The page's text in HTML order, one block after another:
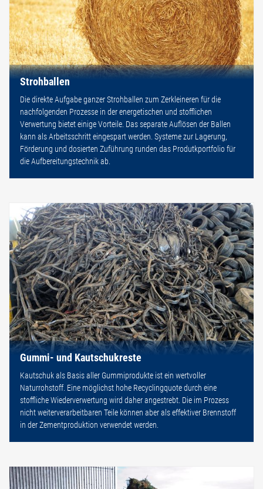
Strohballen
Die direkte Aufgabe ganzer Strohballen zum Zerkleineren für die
nachfolgenden Prozesse in der energetischen und stofflichen
Verwertung bietet einige Vorteile. Das separate Auflösen der Ballen
kann als Arbeitsschritt eingespart werden. Systeme zur Lagerung,
Förderung und dosierten Zuführung runden das Produtkportfolio für
die Aufbereitungstechnik ab.
Gummi- und Kautschukreste
Kautschuk als Basis aller Gummiprodukte ist ein wertvoller
Naturrohstoff. Eine möglichst hohe Recyclingquote durch eine
stoffliche Wiederverwertung wird daher angestrebt. Die im Prozess
nicht weiterverarbeitbaren Teile können aber als effektiver Brennstoff
in der Zementproduktion verwendet werden.